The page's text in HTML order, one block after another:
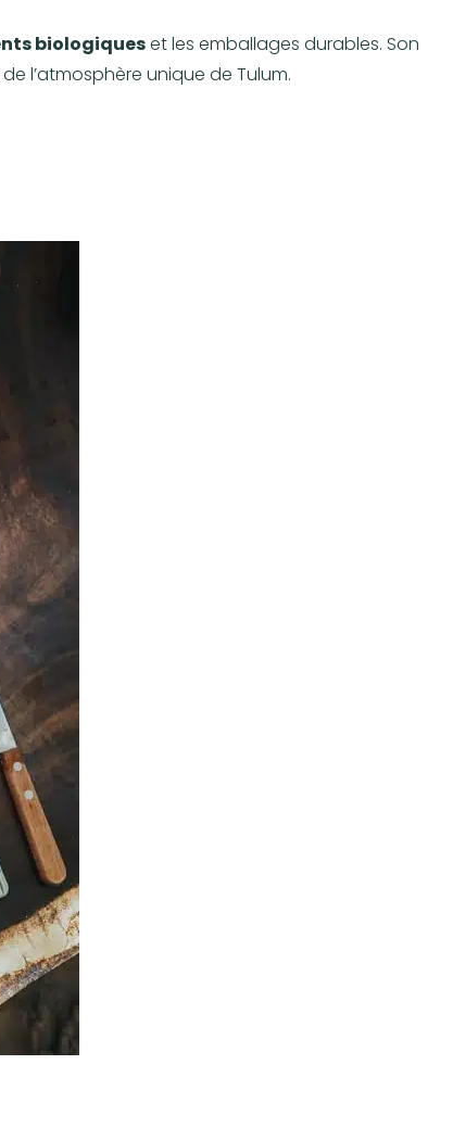
biologiqueset les emballages durables. Son
l’atmosphère unique de Tulum.